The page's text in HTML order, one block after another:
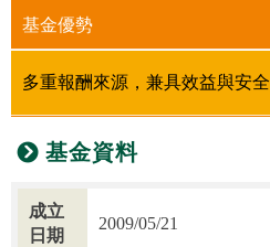
基金優勢
多重報酬來源，兼具效益與安全
基金資料
成立
日期
2009/05/21